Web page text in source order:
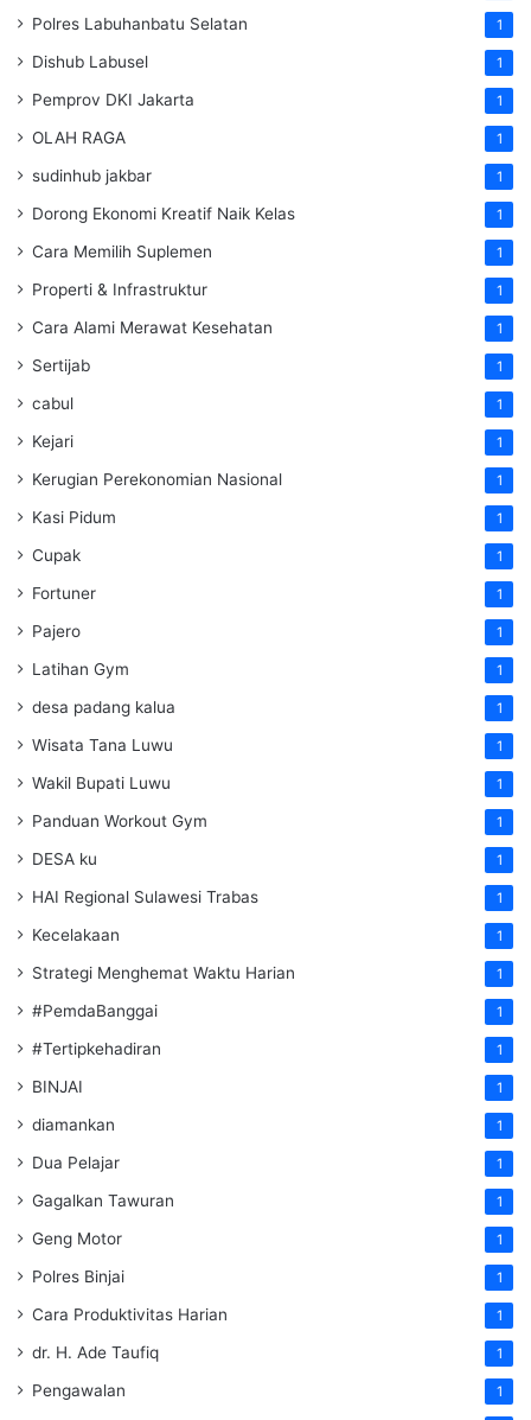
Polres Labuhanbatu Selatan 1
Dishub Labusel 1
Pemprov DKI Jakarta 1
OLAH RAGA 1
sudinhub jakbar 1
Dorong Ekonomi Kreatif Naik Kelas 1
Cara Memilih Suplemen 1
Properti & Infrastruktur 1
Cara Alami Merawat Kesehatan 1
Sertijab 1
cabul 1
Kejari 1
Kerugian Perekonomian Nasional 1
Kasi Pidum 1
Cupak 1
Fortuner 1
Pajero 1
Latihan Gym 1
desa padang kalua 1
Wisata Tana Luwu 1
Wakil Bupati Luwu 1
Panduan Workout Gym 1
DESA ku 1
HAI Regional Sulawesi Trabas 1
Kecelakaan 1
Strategi Menghemat Waktu Harian 1
#PemdaBanggai 1
#Tertipkehadiran 1
BINJAI 1
diamankan 1
Dua Pelajar 1
Gagalkan Tawuran 1
Geng Motor 1
Polres Binjai 1
Cara Produktivitas Harian 1
dr. H. Ade Taufiq 1
Pengawalan 1